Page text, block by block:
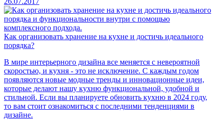
Как организовать хранение на кухне и достичь идеального
порядка?
В мире интерьерного дизайна все меняется с невероятной
скоростью, и кухня - это не исключение. С каждым годом
появляются новые модные тренды и инновационные идеи,
которые делают нашу кухню функциональной, удобной и
стильной. Если вы планируете обновить кухню в 2024 году,
то вам стоит ознакомиться с последними тенденциями в
дизайне.